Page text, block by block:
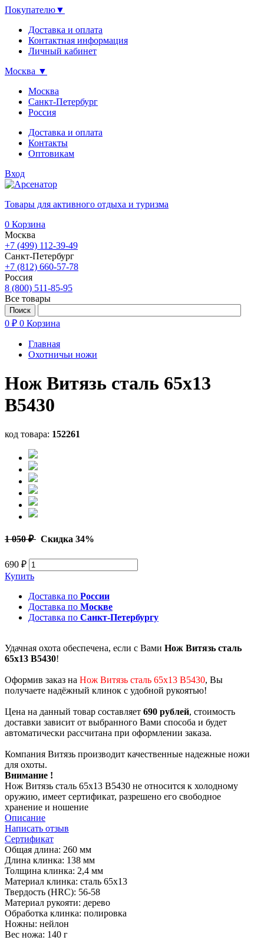
Покупателю▼
Доставка и оплата
Контактная информация
Личный кабинет
Москва ▼
Москва
Санкт-Петербург
Россия
Доставка и оплата
Контакты
Оптовикам
Вход
Товары для активного отдыха и туризма
0 Корзина
Москва
+7 (499) 112-39-49
Санкт-Петербург
+7 (812) 660-57-78
Россия
8 (800) 511-85-95
Все товары
0 ₽ 0 Корзина
Главная
Охотничьи ножи
Нож Витязь сталь 65х13
B5430
код товара: 152261
1 050 ₽ Скидка 34%
690 ₽
Купить
Доставка по России
Доставка по Москве
Доставка по Санкт-Петербургу
Удачная охота обеспечена, если с Вами Нож Витязь сталь
65х13 B5430!
Оформив заказ на Нож Витязь сталь 65х13 B5430, Вы
получаете надёжный клинок с удобной рукоятью!
Цена на данный товар составляет 690 рублей, стоимость
доставки зависит от выбранного Вами способа и будет
автоматически рассчитана при оформлении заказа.
Компания Витязь производит качественные надежные ножи
для охоты.
Внимание !
Нож Витязь сталь 65х13 B5430 не относится к холодному
оружию, имеет сертификат, разрешено его свободное
хранение и ношение
Описание
Написать отзыв
Сертификат
Общая длина: 260 мм
Длина клинка: 138 мм
Толщина клинка: 2,4 мм
Материал клинка: сталь 65х13
Твердость (HRC): 56-58
Материал рукояти: дерево
Обработка клинка: полировка
Ножны: нейлон
Вес ножа: 140 г